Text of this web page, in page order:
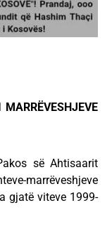
së Ahtisaarit
marrëveshjeve
gjatë viteve 1999-